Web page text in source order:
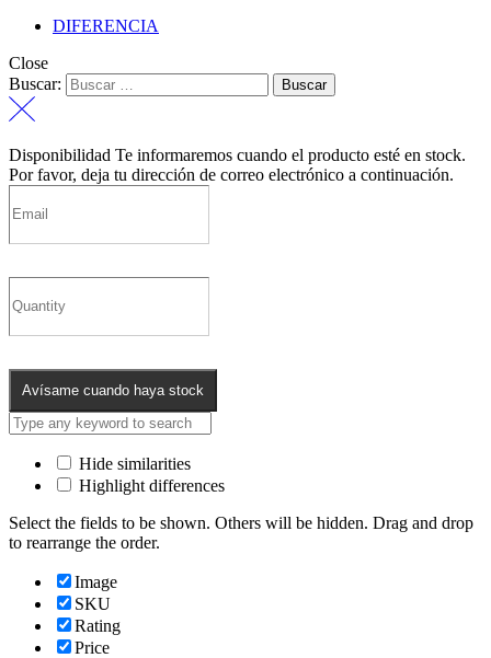
DIFERENCIA
Close
Buscar:
Disponibilidad Te informaremos cuando el producto esté en stock.
Por favor, deja tu dirección de correo electrónico a continuación.
Avísame cuando haya stock
Hide similarities
Highlight differences
Select the fields to be shown. Others will be hidden. Drag and drop
to rearrange the order.
Image
SKU
Rating
Price